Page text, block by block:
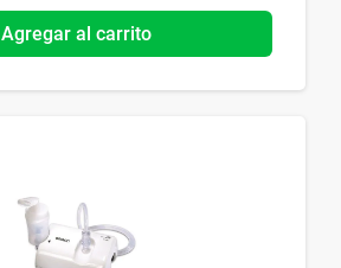
Agregar al carrito